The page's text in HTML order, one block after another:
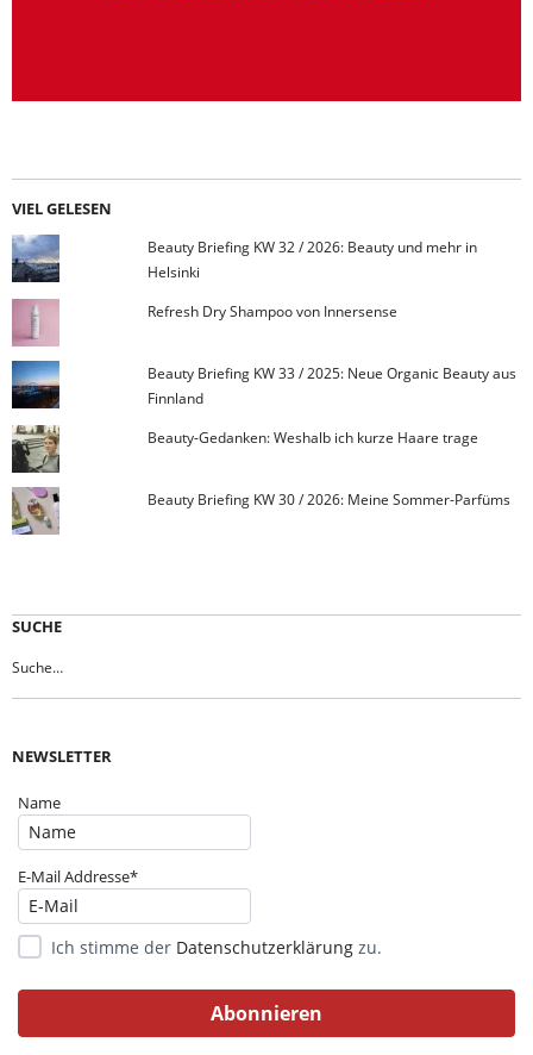
VIEL GELESEN
Beauty Briefing KW 32 / 2026: Beauty und mehr in
Helsinki
Refresh Dry Shampoo von Innersense
Beauty Briefing KW 33 / 2025: Neue Organic Beauty aus
Finnland
Beauty-Gedanken: Weshalb ich kurze Haare trage
Beauty Briefing KW 30 / 2026: Meine Sommer-Parfüms
SUCHE
NEWSLETTER
Name
E-Mail Addresse*
Ich stimme der Datenschutzerklärung zu.